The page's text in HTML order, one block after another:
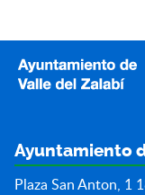
Ayuntamiento
Plaza San Anton, 1